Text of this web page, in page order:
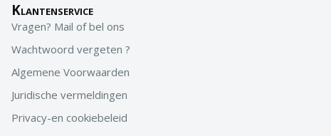
Klantenservice
Vragen? Mail of bel ons
Wachtwoord vergeten ?
Algemene Voorwaarden
Juridische vermeldingen
Privacy-en cookiebeleid